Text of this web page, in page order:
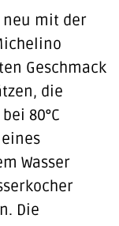
neu mit der
Geschmack
die
80°C
Wasser
Die